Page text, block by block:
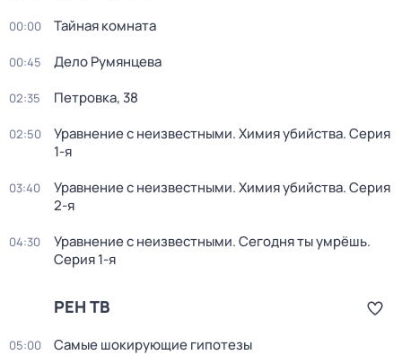
00:00 Тайная комната
00:45 Дело Румянцева
02:35 Петровка, 38
02:50 Уравнение с неизвестными. Химия убийства. Серия
1-я
03:40 Уравнение с неизвестными. Химия убийства. Серия
2-я
04:30 Уравнение с неизвестными. Сегодня ты умрёшь.
Серия 1-я
РЕН ТВ
05:00 Самые шoкиpующие гипотезы